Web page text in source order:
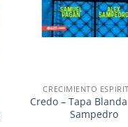
CRECIMIENTO
Credo – Tapa
Sampedro